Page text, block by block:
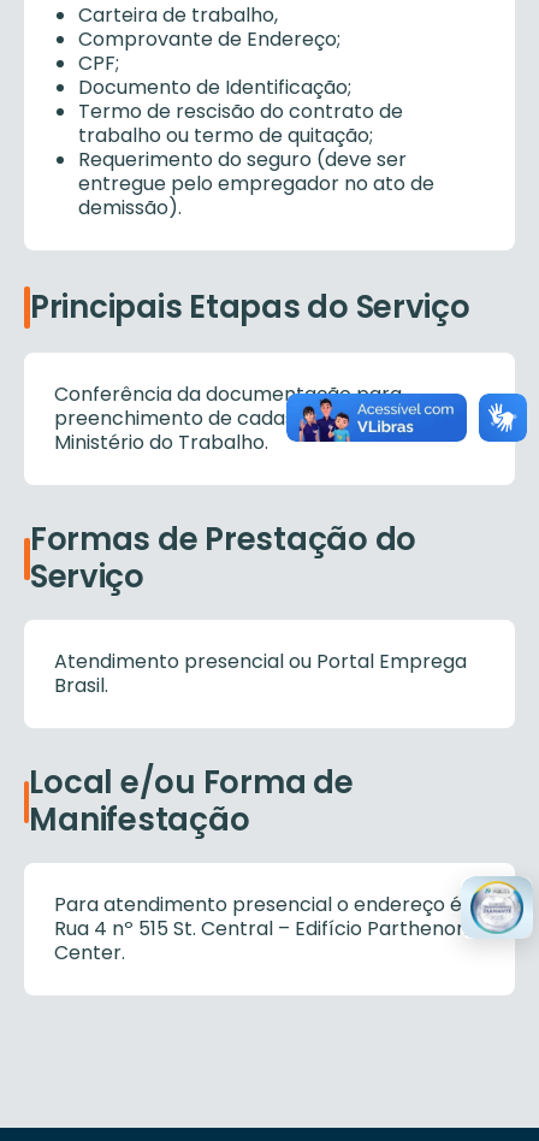
Carteira de trabalho,
Comprovante de Endereço;
CPF;
Documento de Identificação;
Termo de rescisão do contrato de
trabalho ou termo de quitação;
Requerimento do seguro (deve ser
entregue pelo empregador no ato de
demissão).
Principais Etapas do Serviço
Conferência da documentação para
preenchimento de cadastro no site do
Ministério do Trabalho.
Formas de Prestação do
Serviço
Atendimento presencial ou Portal Emprega
Brasil.
Local e/ou Forma de
Manifestação
Para atendimento presencial o endereço é
Rua 4 nº 515 St. Central – Edifício Parthenon
Center.